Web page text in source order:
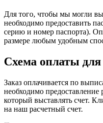
Для того, чтобы мы могли
необходимо предоставить
серию и номер паспорта).
размере любым удобным
Схема оплаты
Заказ оплачивается по
необходимо
который выставлять счет.
на наш расчетный счет.